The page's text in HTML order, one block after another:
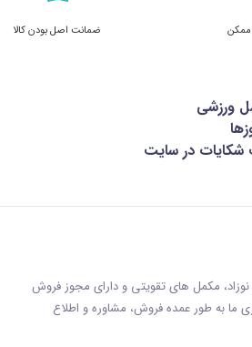
ممکن ضمانت اصل بودن کالا
ورزشی
شکایات در سایت
مکمل های تقویتی و دارای مجوز فروش
فعاليت محوری ما به طور عمده فروش، مشاوره و اطلاع